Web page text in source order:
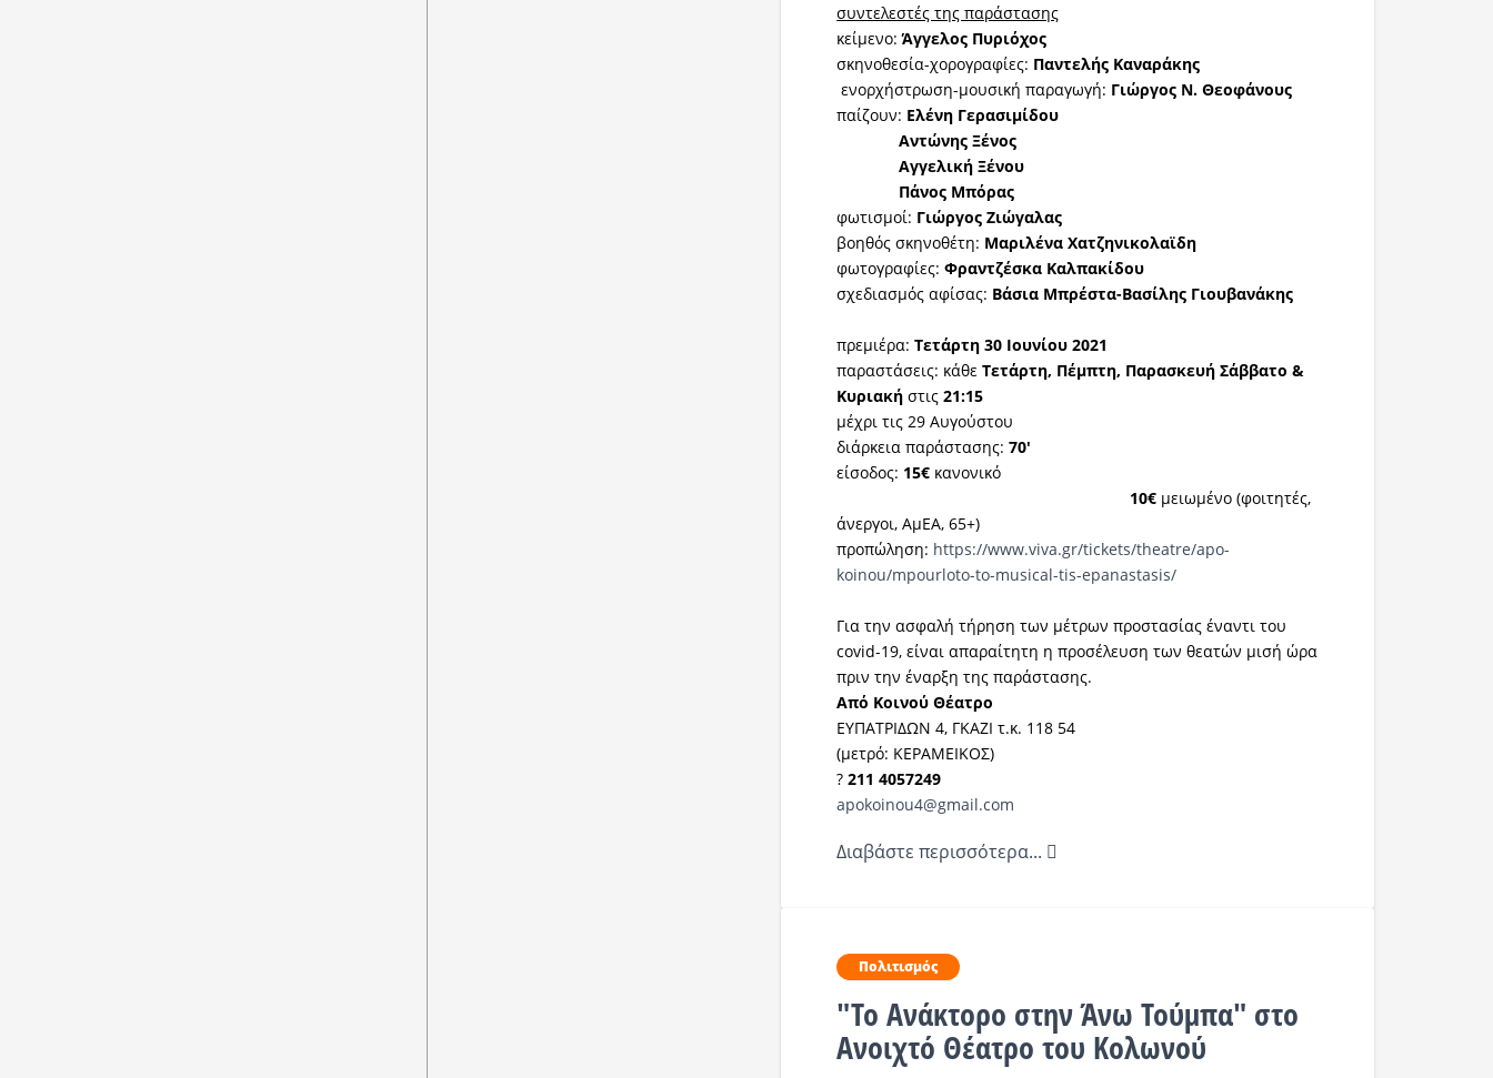
συντελεστές της παράστασης
κείμενο:Άγγελος Πυριόχος
σκηνοθεσία-χορογραφίες: Παντελής Καναράκης
ενορχήστρωση-μουσική παραγωγή: Γιώργος Ν. Θεοφάνους
παίζουν: Ελένη Γερασιμίδου
Αντώνης Ξένος
Αγγελική Ξένου
Πάνος Μπόρας
φωτισμοί: Γιώργος Ζιώγαλας
βοηθός σκηνοθέτη: Μαριλένα Χατζηνικολαϊδη
φωτογραφίες:Φραντζέσκα Καλπακίδου
σχεδιασμός αφίσας: Βάσια Μπρέστα-Βασίλης Γιουβανάκης
πρεμιέρα:Τετάρτη 30 Ιουνίου 2021
παραστάσεις: κάθε Τετάρτη, Πέμπτη, Παρασκευή Σάββατο &
Κυριακήστις21:15
μέχρι τις 29 Αυγούστου
διάρκεια παράστασης: 70'
είσοδος: 15€ κανονικό
10€ μειωμένο (φοιτητές,
άνεργοι, ΑμΕΑ, 65+)
προπώληση: https://www.viva.gr/tickets/theatre/apo-
koinou/mpourloto-to-musical-tis-epanastasis/
Για την ασφαλή τήρηση των μέτρων προστασίας έναντι του
covid-19, είναι απαραίτητη η προσέλευση των θεατών μισή ώρα
πριν την έναρξη της παράστασης.
Από Κοινού Θέατρο
ΕΥΠΑΤΡΙΔΩΝ 4, ΓΚΑΖΙ τ.κ. 118 54
(μετρό: ΚΕΡΑΜΕΙΚΟΣ)
?211 4057249
apokoinou4@gmail.com
Διαβάστε περισσότερα...
Πολιτισμός
"Το Ανάκτορο στην Άνω Τούμπα" στο
Ανοιχτό Θέατρο του Κολωνού